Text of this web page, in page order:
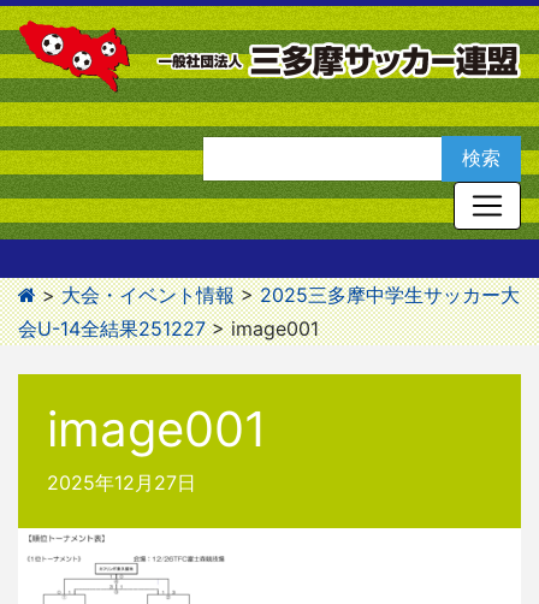
>大会・イベント情報>2025三多摩中学生サッカー大
会U-14全結果251227>image001
image001
2025年12月27日